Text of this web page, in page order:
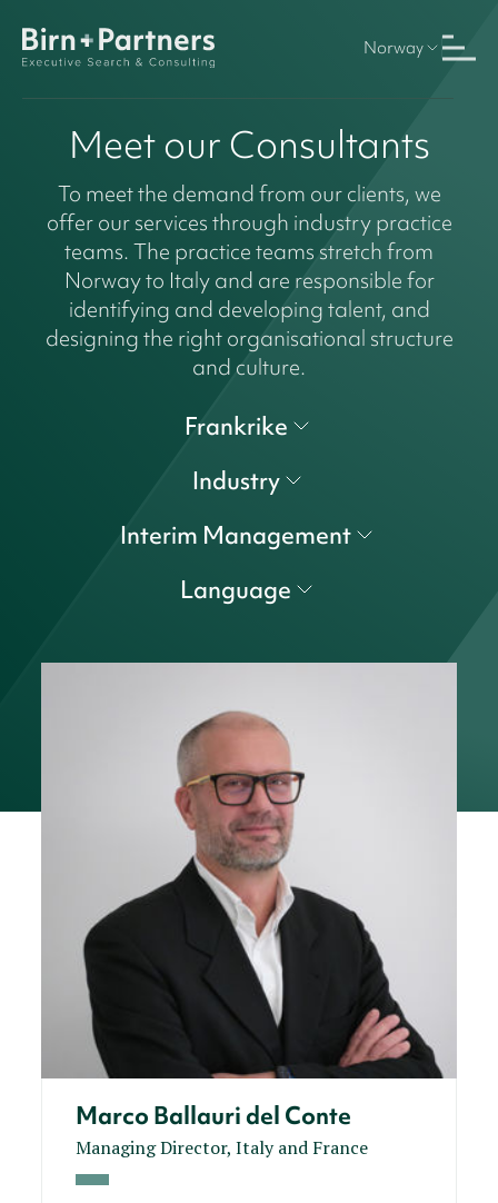
Norway
Meet our Consultants
To meet the demand from our clients, we
offer our services through industry practice
teams. The practice teams stretch from
Norway to Italy and are responsible for
identifying and developing talent, and
designing the right organisational structure
and culture.
Frankrike
Industry
Interim Management
Language
Marco Ballauri del Conte
Managing Director, Italy and France